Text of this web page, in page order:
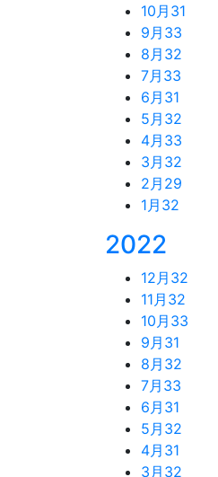
10月 31
9月 33
8月 32
7月 33
6月 31
5月 32
4月 33
3月 32
2月 29
1月 32
2022
12月 32
11月 32
10月 33
9月 31
8月 32
7月 33
6月 31
5月 32
4月 31
3月 32